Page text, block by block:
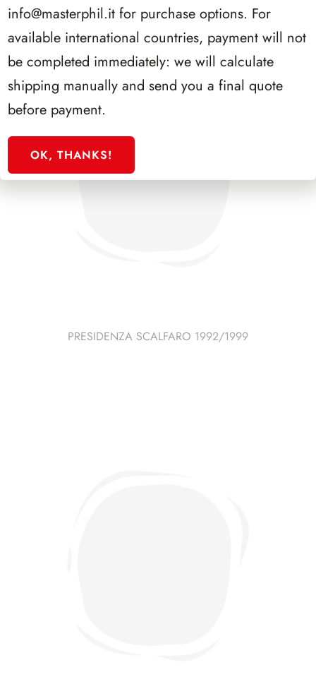
PRESIDENZA SCALFARO 1992/1999
info@masterphil.it for purchase options. For
available international countries, payment will not
be completed immediately: we will calculate
shipping manually and send you a final quote
before payment.
OK, THANKS!